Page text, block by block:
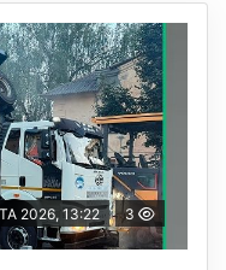
2026, 13:22 3